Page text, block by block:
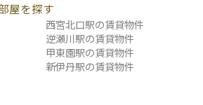
屋を探す
西宮北口駅の賃貸物件
逆瀬川駅の賃貸物件
甲東園駅の賃貸物件
新伊丹駅の賃貸物件